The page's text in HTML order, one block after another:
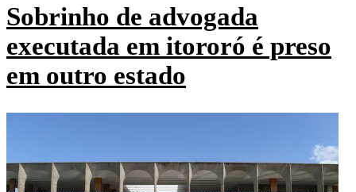
Sobrinho de advogada
executada em itororó é preso
em outro estado